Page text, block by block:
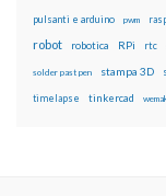
pulsanti e arduino pwm
robot robotica RPi rtc
solder past pen stampa 3D
timelapse tinkercad